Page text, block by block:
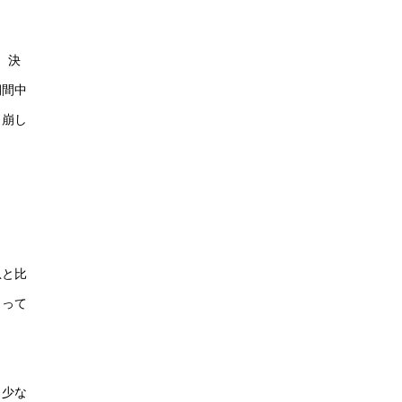
決
中
し
比
て
な